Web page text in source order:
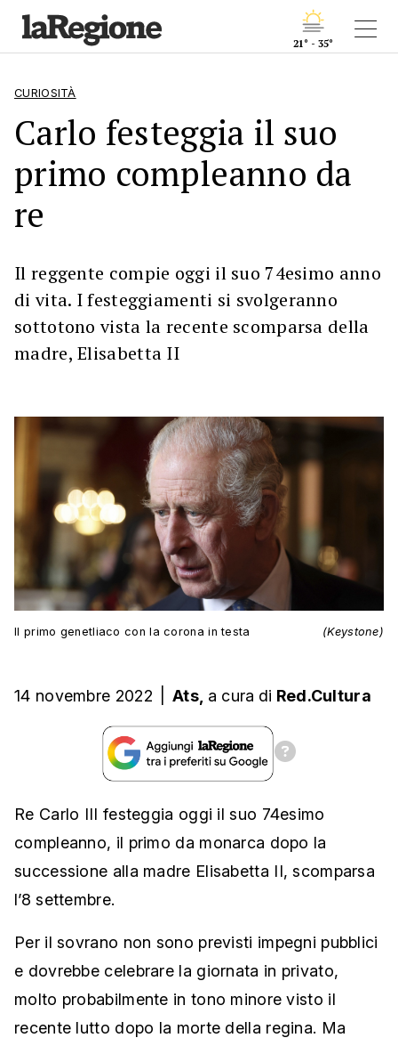
21° - 35°
CURIOSITÀ
Carlo festeggia il suo
primo compleanno da
re
Il reggente compie oggi il suo 74esimo anno
di vita. I festeggiamenti si svolgeranno
sottotono vista la recente scomparsa della
madre, Elisabetta II
Il primo genetliaco con la corona in testa (Keystone)
14 novembre 2022 Ats, a cura di Red.Cultura
Re Carlo III festeggia oggi il suo 74esimo
compleanno, il primo da monarca dopo la
successione alla madre Elisabetta II, scomparsa
l’8 settembre.
Per il sovrano non sono previsti impegni pubblici
e dovrebbe celebrare la giornata in privato,
molto probabilmente in tono minore visto il
recente lutto dopo la morte della regina. Ma